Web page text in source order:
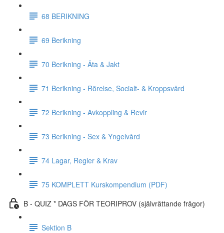
68 BERIKNING
69 Berikning
70 Berikning - Äta & Jakt
71 Berikning - Rörelse, Socialt- & Kroppsvård
72 Berikning - Avkoppling & Revir
73 Berikning - Sex & Yngelvård
74 Lagar, Regler & Krav
75 KOMPLETT Kurskompendium (PDF)
B - QUIZ * DAGS FÖR TEORIPROV (självrättande frågor)
Sektion B